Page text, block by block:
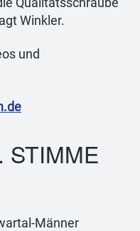
Winkler.
und
STIMME
Männer